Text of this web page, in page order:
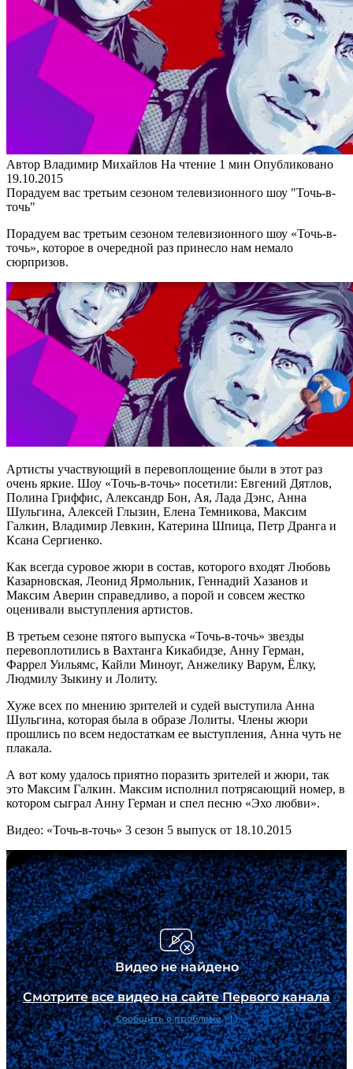
Автор Владимир Михайлов На чтение 1 мин Опубликовано
19.10.2015
Порадуем вас третьим сезоном телевизионного шоу "Точь-в-
точь"
Порадуем вас третьим сезоном телевизионного шоу «Точь-в-
точь», которое в очередной раз принесло нам немало
сюрпризов.
Артисты участвующий в перевоплощение были в этот раз
очень яркие. Шоу «Точь-в-точь» посетили: Евгений Дятлов,
Полина Гриффис, Александр Бон, Ая, Лада Дэнс, Анна
Шульгина, Алексей Глызин, Елена Темникова, Максим
Галкин, Владимир Лeвкин, Катерина Шпица, Пeтр Дранга и
Ксана Сергиенко.
Как всегда суровое жюри в состав, которого входят Любовь
Казарновская, Леонид Ярмольник, Геннадий Хазанов и
Максим Аверин справедливо, а порой и совсем жестко
оценивали выступления артистов.
В третьем сезоне пятого выпуска «Точь-в-точь» звезды
перевоплотились в Вахтанга Кикабидзе, Анну Герман,
Фаррел Уильямс, Кайли Миноуг, Анжелику Варум, Ёлку,
Людмилу Зыкину и Лолиту.
Хуже всех по мнению зрителей и судей выступила Анна
Шульгина, которая была в образе Лолиты. Члены жюри
прошлись по всем недостаткам ее выступления, Анна чуть не
плакала.
А вот кому удалось приятно поразить зрителей и жюри, так
это Максим Галкин. Максим исполнил потрясающий номер, в
котором сыграл Анну Герман и спел песню «Эхо любви».
Видео: «Точь-в-точь» 3 сезон 5 выпуск от 18.10.2015